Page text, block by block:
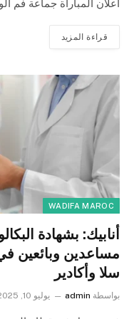
اعلان المباراة جماعة فم
قراءة المزيد
WADIFA MAROC
أنابيك: بشهادة
مساعدين وبائعين
سلا وأكادير
بواسطة admin يوليو 10, 2025